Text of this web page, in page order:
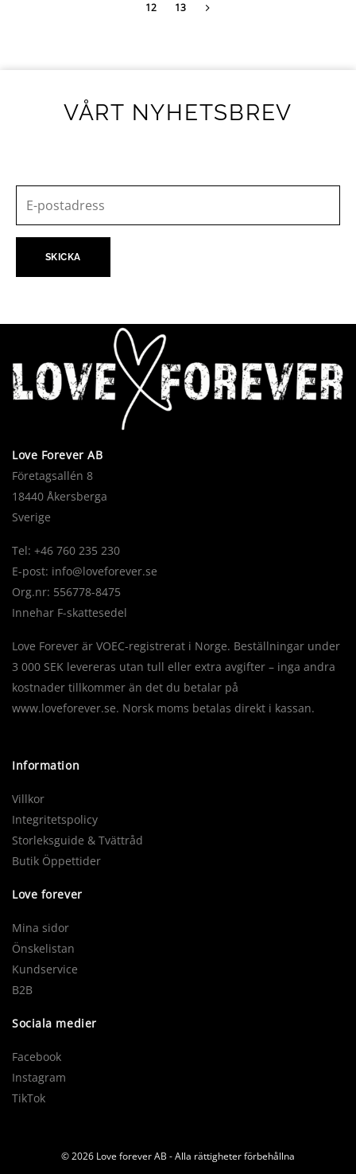
12
13
VÅRT NYHETSBREV
Love Forever AB
Företagsallén 8
18440 Åkersberga
Sverige
Tel: +46 760 235 230
E-post: info@loveforever.se
Org.nr: 556778-8475
Innehar F-skattesedel
Love Forever är VOEC-registrerat i Norge. Beställningar under
3 000 SEK levereras utan tull eller extra avgifter – inga andra
kostnader tillkommer än det du betalar på
www.loveforever.se. Norsk moms betalas direkt i kassan.
Information
Villkor
Integritetspolicy
Storleksguide & Tvättråd
Butik Öppettider
Love forever
Mina sidor
Önskelistan
Kundservice
B2B
Sociala medier
Facebook
Instagram
TikTok
© 2026 Love forever AB - Alla rättigheter förbehållna